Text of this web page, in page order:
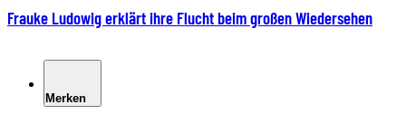
Frauke Ludowig erklärt ihre Flucht beim großen Wiedersehen
Merken